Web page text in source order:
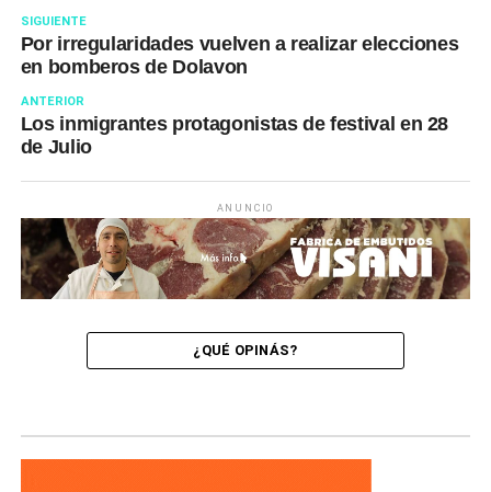
SIGUIENTE
Por irregularidades vuelven a realizar elecciones
en bomberos de Dolavon
ANTERIOR
Los inmigrantes protagonistas de festival en 28
de Julio
ANUNCIO
¿QUÉ OPINÁS?